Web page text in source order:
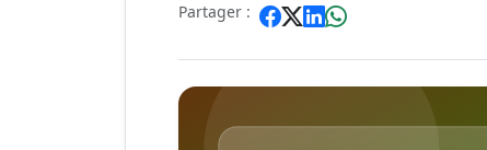
Partager :